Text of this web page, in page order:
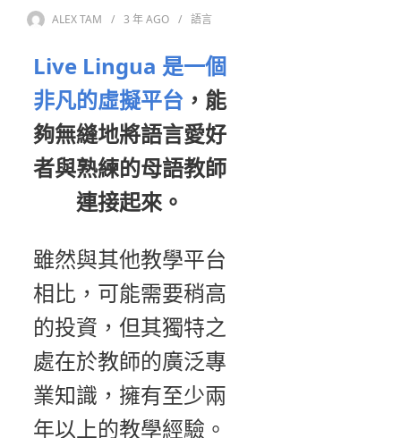
ALEX TAM 3 年AGO 語言
Live Lingua 是一個
非凡的虛擬平台 ，能
夠無縫地將語言愛好
者與熟練的母語教師
連接起來。
雖然與其他教學平台
相比，可能需要稍高
的投資，但其獨特之
處在於教師的廣泛專
業知識，擁有至少兩
年以上的教學經驗。